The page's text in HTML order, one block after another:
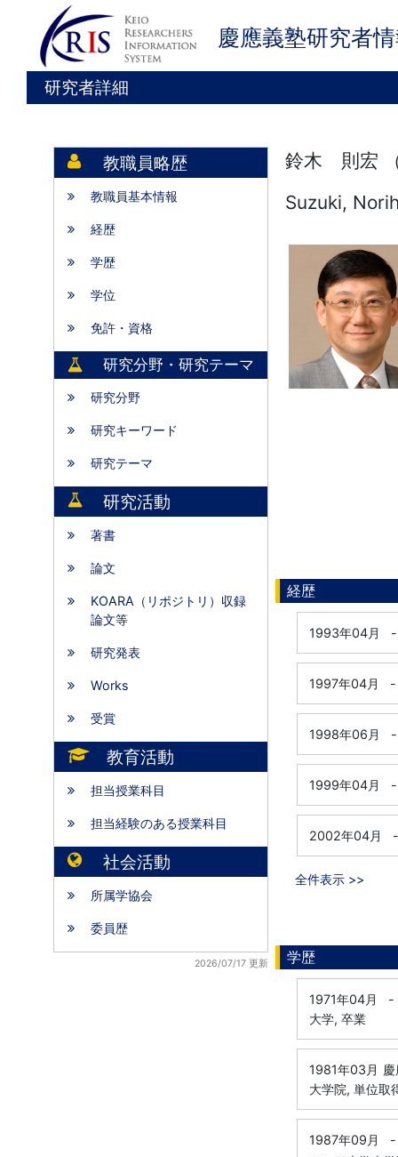
慶應義塾研究者
研究者詳細
教職員略歴
教職員基本情報
経歴
学歴
学位
免許・資格
研究分野・研究テーマ
研究分野
研究キーワード
研究テーマ
研究活動
著書
論文
KOARA（リポジトリ）収録
論文等
研究発表
Works
受賞
教育活動
担当授業科目
担当経験のある授業科目
社会活動
所属学協会
委員歴
2026/07/17 更新
鈴木 則宏
Suzuki,
経歴
1993年04月 -
1997年04月 -
1998年06月 -
1999年04月 -
2002年04月 -
全件表示 >>
学歴
1971年04月
-
大学, 卒業
1981年03月
大学院, 単位取
1987年09月
-